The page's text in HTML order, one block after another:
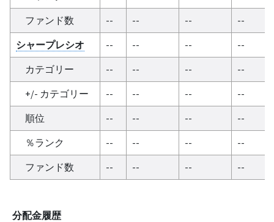
ファンド数
-- -- --
--
シャープレシオ
-- -- --
--
カテゴリー
-- -- --
--
+/- カテゴリー
-- -- --
--
順位
-- -- --
--
％ランク
-- -- --
--
ファンド数
-- -- -- --
分配金履歴